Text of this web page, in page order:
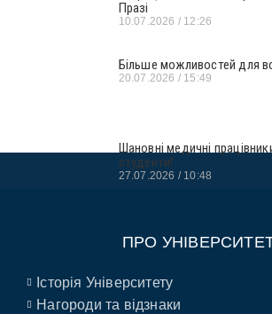
Празі
10.07.2026 12:26
Більше можливостей для
20.07.2026 15:49
Шановні медичні
студенти!
27.07.2026 10:48
ПРО
Історія Університету
Нагороди та відзнаки